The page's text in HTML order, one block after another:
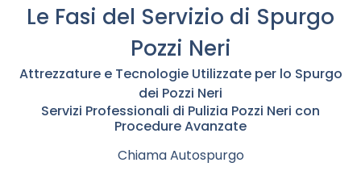
Le Fasi del Servizio di Spurgo
Pozzi Neri
Attrezzature e Tecnologie Utilizzate per lo Spurgo
dei Pozzi Neri
Servizi Professionali di Pulizia Pozzi Neri con
Procedure Avanzate
Chiama Autospurgo